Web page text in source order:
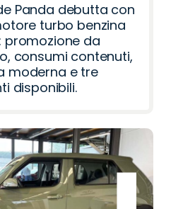
Panda debutta con
turbo benzina
promozione da
consumi contenuti,
moderna e tre
disponibili.